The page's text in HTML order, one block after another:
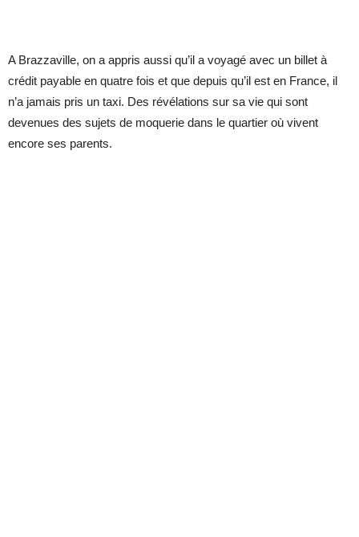
A Brazzaville, on a appris aussi qu’il a voyagé avec un billet à
crédit payable en quatre fois et que depuis qu’il est en France, il
n’a jamais pris un taxi. Des révélations sur sa vie qui sont
devenues des sujets de moquerie dans le quartier où vivent
encore ses parents.